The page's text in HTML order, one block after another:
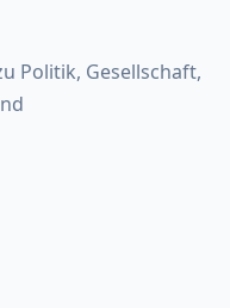
Politik, Gesellschaft,